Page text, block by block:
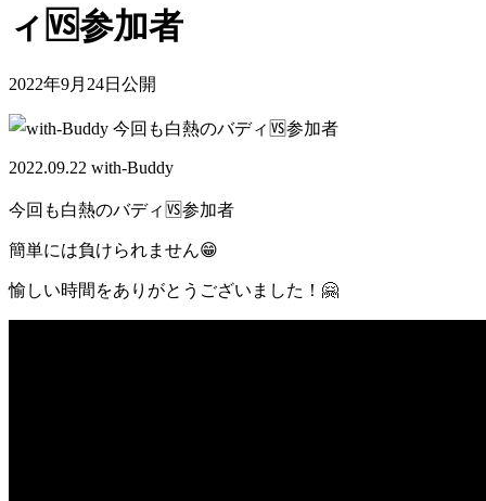
ィ🆚参加者
2022年9月24日公開
2022.09.22 with-Buddy
今回も白熱のバディ🆚参加者
簡単には負けられません😁
愉しい時間をありがとうございました！🤗